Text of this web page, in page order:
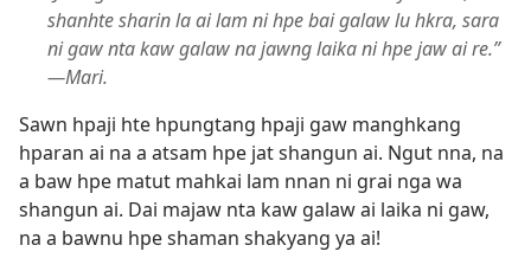
shanhte sharin la ai lam ni hpe bai galaw lu hkra, sara
ni gaw nta kaw galaw na jawng laika ni hpe jaw ai re.”​
—Mari.
Sawn hpaji hte hpungtang hpaji gaw manghkang
hparan ai na a atsam hpe jat shangun ai. Ngut nna, na
a baw hpe matut mahkai lam nnan ni grai nga wa
shangun ai. Dai majaw nta kaw galaw ai laika ni gaw,
na a bawnu hpe shaman shakyang ya ai!